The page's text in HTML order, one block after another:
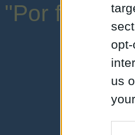
us
"Por favor,